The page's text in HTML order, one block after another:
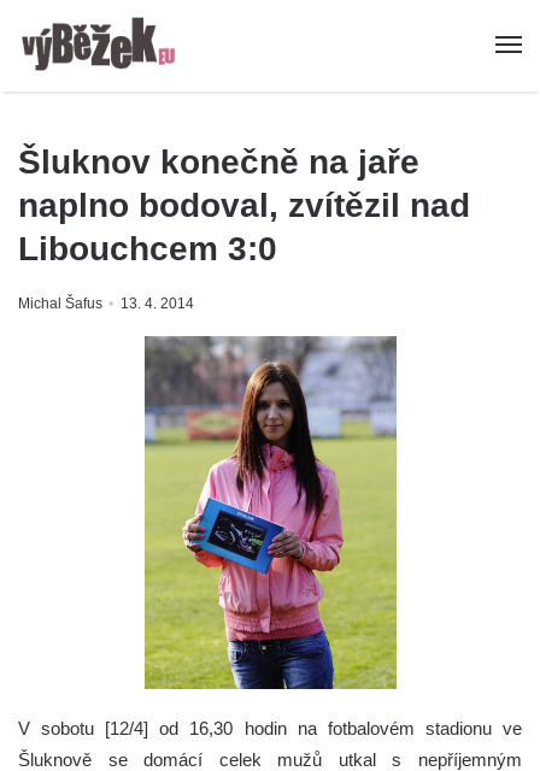
Šluknov konečně na jaře
naplno bodoval, zvítězil nad
Libouchcem 3:0
Michal Šafus 13. 4. 2014
V sobotu [12/4] od 16,30 hodin na fotbalovém stadionu ve
Šluknově se domácí celek mužů utkal s nepříjemným